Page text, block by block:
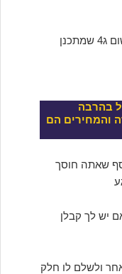
כמה עולה חברה עם רישיון קבלן רשום ג4 שמתכנן
בהרבה
והמחירים הם
שאתה חוסך
יש לך קבלן
ולשלם לו חלק